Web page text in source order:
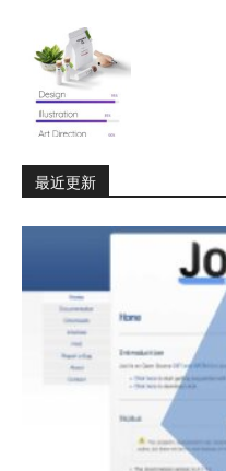
最近更新